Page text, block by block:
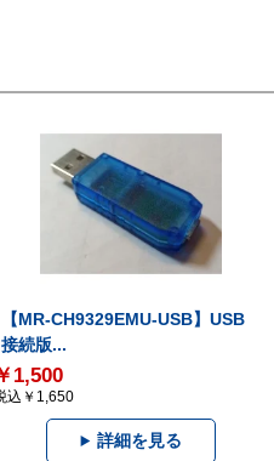
【MR-CH9329EMU-USB】USB
接続版...
1,500
込￥1,650
詳細を見る